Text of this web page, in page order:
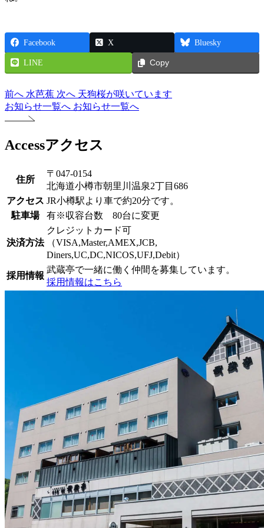
Facebook X Bluesky
LINE Copy
前へ 水芭蕉 次へ 天狗桜が咲いています
お知らせ一覧へ お知らせ一覧へ
Accessアクセス
住所
〒047-0154
北海道小樽市朝里川温泉2丁目686
アクセス JR小樽駅より車で約20分です。
駐車場
有※収容台数 80台に変更
決済方法
クレジットカード可
（VISA,Master,AMEX,JCB,
Diners,UC,DC,NICOS,UFJ,Debit）
採用情報
武蔵亭で一緒に働く仲間を募集しています。
採用情報はこちら